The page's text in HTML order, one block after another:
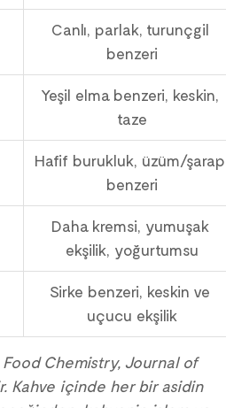
Canlı, parlak, turunçgil
benzeri
Yeşil elma benzeri, keskin,
taze
Hafif burukluk, üzüm/şarap
benzeri
Daha kremsi, yumuşak
ekşilik, yoğurtumsu
Sirke benzeri, keskin ve
uçucu ekşilik
Food Chemistry, Journal of
Kahve içinde her bir asidin